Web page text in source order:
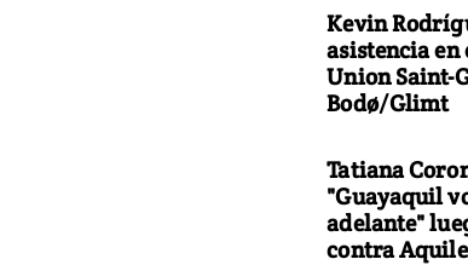
Kevin
asistencia en
Union Saint-
Bodø/Glimt
Tatiana
"Guayaquil
adelante"
contra